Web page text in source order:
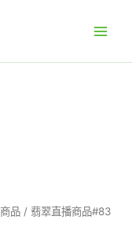
品 / 翡翠直播商品#83